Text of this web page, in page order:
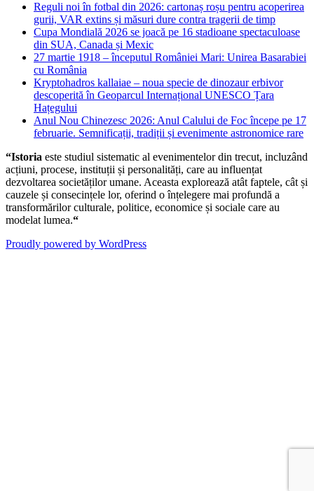
Reguli noi în fotbal din 2026: cartonaș roșu pentru acoperirea
gurii, VAR extins și măsuri dure contra tragerii de timp
Cupa Mondială 2026 se joacă pe 16 stadioane spectaculoase
din SUA, Canada și Mexic
27 martie 1918 – începutul României Mari: Unirea Basarabiei
cu România
Kryptohadros kallaiae – noua specie de dinozaur erbivor
descoperită în Geoparcul Internațional UNESCO Țara
Hațegului
Anul Nou Chinezesc 2026: Anul Calului de Foc începe pe 17
februarie. Semnificații, tradiții și evenimente astronomice rare
“Istoria este studiul sistematic al evenimentelor din trecut, incluzând
acțiuni, procese, instituții și personalități, care au influențat
dezvoltarea societăților umane. Aceasta explorează atât faptele, cât și
cauzele și consecințele lor, oferind o înțelegere mai profundă a
transformărilor culturale, politice, economice și sociale care au
modelat lumea.“
Proudly powered by WordPress